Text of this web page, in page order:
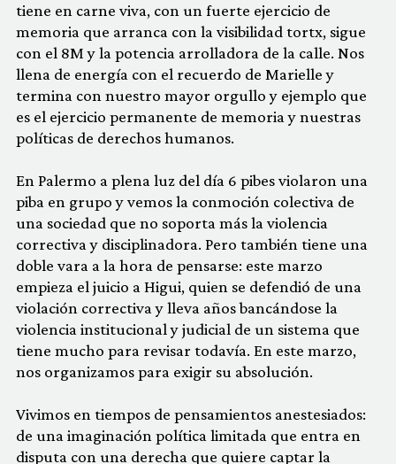
tiene en carne viva, con un fuerte ejercicio de
memoria que arranca con la visibilidad tortx, sigue
con el 8M y la potencia arrolladora de la calle. Nos
llena de energía con el recuerdo de Marielle y
termina con nuestro mayor orgullo y ejemplo que
es el ejercicio permanente de memoria y nuestras
políticas de derechos humanos.
En Palermo a plena luz del día 6 pibes violaron una
piba en grupo y vemos la conmoción colectiva de
una sociedad que no soporta más la violencia
correctiva y disciplinadora. Pero también tiene una
doble vara a la hora de pensarse: este marzo
empieza el juicio a Higui, quien se defendió de una
violación correctiva y lleva años bancándose la
violencia institucional y judicial de un sistema que
tiene mucho para revisar todavía. En este marzo,
nos organizamos para exigir su absolución.
Vivimos en tiempos de pensamientos anestesiados:
de una imaginación política limitada que entra en
disputa con una derecha que quiere captar la